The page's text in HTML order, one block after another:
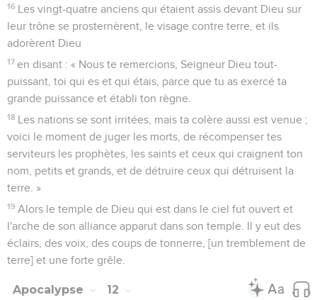
16 Les vingt-quatre anciens qui étaient assis devant Dieu sur
leur trône se prosternèrent, le visage contre terre, et ils
adorèrent Dieu
17 en disant : « Nous te remercions, Seigneur Dieu tout-
puissant, toi qui es et qui étais, parce que tu as exercé ta
grande puissance et établi ton règne.
18 Les nations se sont irritées, mais ta colère aussi est venue ;
voici le moment de juger les morts, de récompenser tes
serviteurs les prophètes, les saints et ceux qui craignent ton
nom, petits et grands, et de détruire ceux qui détruisent la
terre. »
19 Alors le temple de Dieu qui est dans le ciel fut ouvert et
l'arche de son alliance apparut dans son temple. Il y eut des
éclairs, des voix, des coups de tonnerre, [un tremblement de
terre] et une forte grêle.
Apocalypse 12